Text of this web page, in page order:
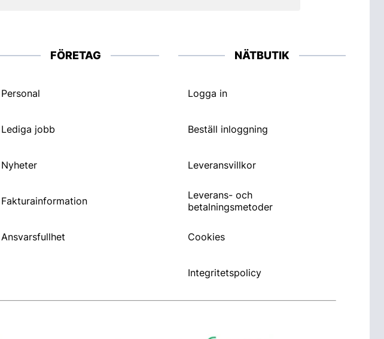
FÖRETAG
Personal
Lediga jobb
Nyheter
Fakturainformation
Ansvarsfullhet
NÄTBUTIK
Logga in
Beställ inloggning
Leveransvillkor
Leverans- och
betalningsmetoder
Cookies
Integritetspolicy